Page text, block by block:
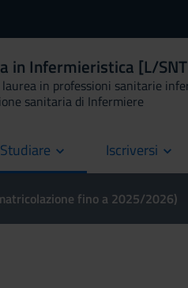
in Infermieristica [L/
laurea in professioni sanitarie
sanitaria di Infermiere
Studiare Iscriversi
fino a 2025/2026)